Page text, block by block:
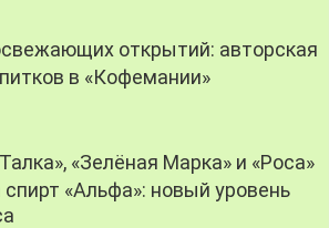
открытий: авторская
в «Кофемании»
«Зелёная Марка» и «Роса»
«Альфа»: новый уровень